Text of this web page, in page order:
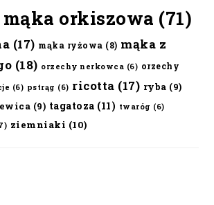
mąka orkiszowa (71)
(17) mąka ryżowa (8) mąka z
(18) orzechy nerkowca (6) orzechy
(6) pstrąg (6) ricotta (17) ryba (9)
(9) tagatoza (11) twaróg (6)
ziemniaki (10)